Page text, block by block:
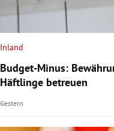
Inland
Budget-Minus:
Häftlinge betreuen
Gestern